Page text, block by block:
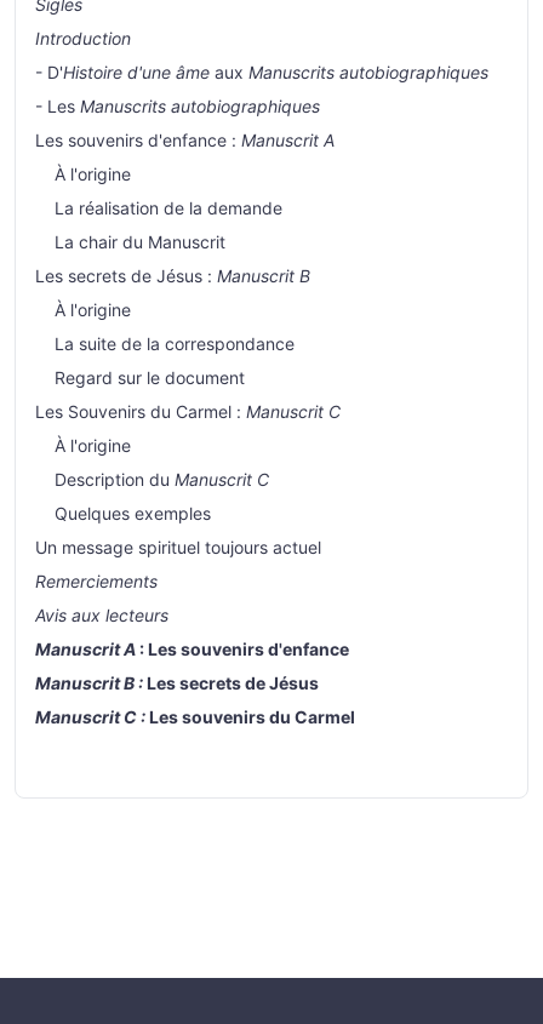
Sigles
Introduction
- D'Histoire d'une âme aux Manuscrits autobiographiques
- Les Manuscrits autobiographiques
Les souvenirs d'enfance : Manuscrit A
À l'origine
La réalisation de la demande
La chair du Manuscrit
Les secrets de Jésus : Manuscrit B
À l'origine
La suite de la correspondance
Regard sur le document
Les Souvenirs du Carmel : Manuscrit C
À l'origine
Description du Manuscrit C
Quelques exemples
Un message spirituel toujours actuel
Remerciements
Avis aux lecteurs
Manuscrit A : Les souvenirs d'enfance
Manuscrit B :Les secrets de Jésus
Manuscrit C :Les souvenirs du Carmel